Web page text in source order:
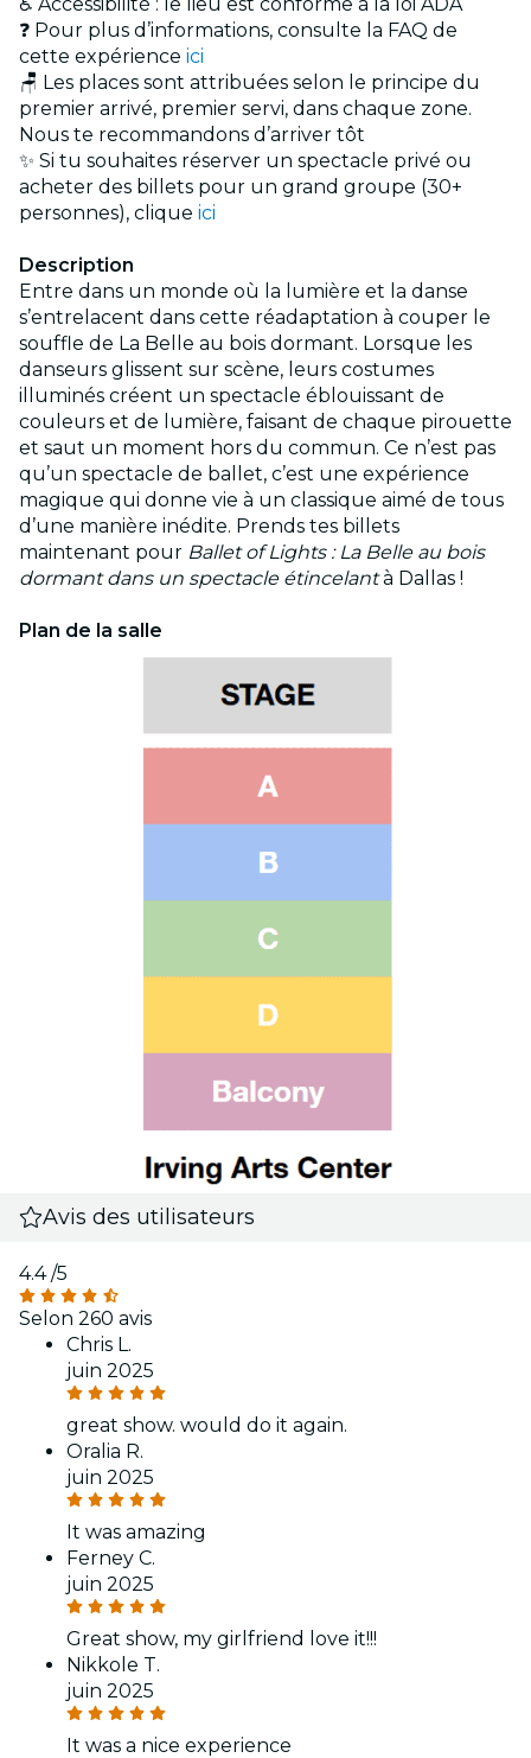
♿ Accessibilité : le lieu est conforme à la loi ADA
❓ Pour plus d’informations, consulte la FAQ de
cette expérience ici
🪑 Les places sont attribuées selon le principe du
premier arrivé, premier servi, dans chaque zone.
Nous te recommandons d’arriver tôt
✨ Si tu souhaites réserver un spectacle privé ou
acheter des billets pour un grand groupe (30+
personnes), clique ici
Description
Entre dans un monde où la lumière et la danse
s’entrelacent dans cette réadaptation à couper le
souffle de La Belle au bois dormant. Lorsque les
danseurs glissent sur scène, leurs costumes
illuminés créent un spectacle éblouissant de
couleurs et de lumière, faisant de chaque pirouette
et saut un moment hors du commun. Ce n’est pas
qu’un spectacle de ballet, c’est une expérience
magique qui donne vie à un classique aimé de tous
d’une manière inédite. Prends tes billets
maintenant pour Ballet of Lights : La Belle au bois
dormant dans un spectacle étincelantà Dallas !
Plan de la salle
Avis des utilisateurs
4.4/5
Selon 260 avis
Chris L.
juin 2025
great show. would do it again.
Oralia R.
juin 2025
It was amazing
Ferney C.
juin 2025
Great show, my girlfriend love it!!!
Nikkole T.
juin 2025
It was a nice experience